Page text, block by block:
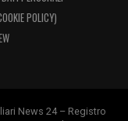
POLICY)
News 24 – Registro